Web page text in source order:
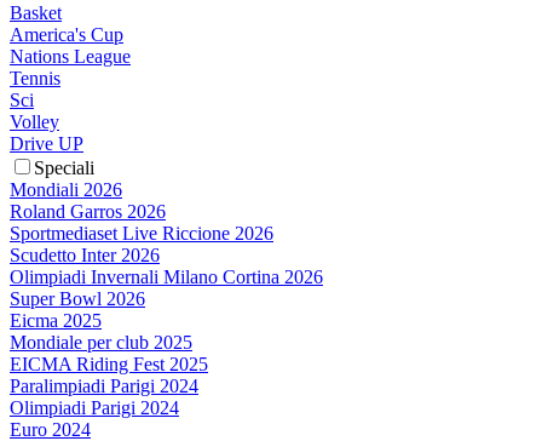
Basket
America's Cup
Nations League
Tennis
Sci
Volley
Drive UP
Speciali
Mondiali 2026
Roland Garros 2026
Sportmediaset Live Riccione 2026
Scudetto Inter 2026
Olimpiadi Invernali Milano Cortina 2026
Super Bowl 2026
Eicma 2025
Mondiale per club 2025
EICMA Riding Fest 2025
Paralimpiadi Parigi 2024
Olimpiadi Parigi 2024
Euro 2024